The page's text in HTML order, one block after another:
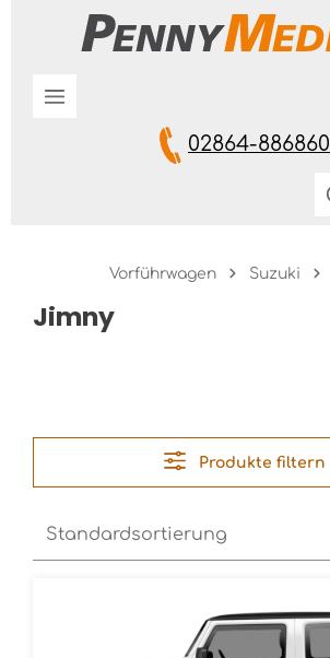
Zum Hauptinhalt springen
02864-886860
Vorführwagen Suzuki
Jimny
Produkte filtern